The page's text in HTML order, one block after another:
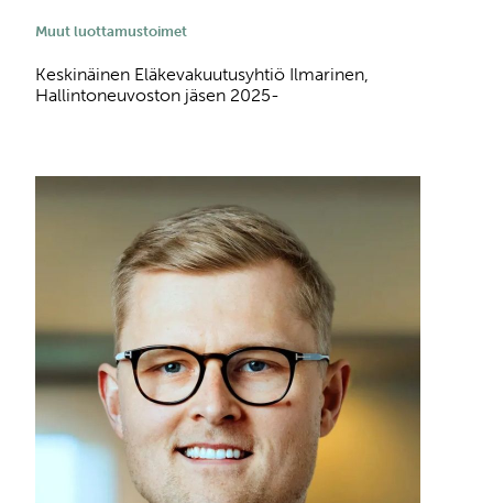
Muut luottamustoimet
Keskinäinen Eläkevakuutusyhtiö Ilmarinen,
Hallintoneuvoston jäsen 2025-